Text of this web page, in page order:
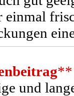
einmal
**
und